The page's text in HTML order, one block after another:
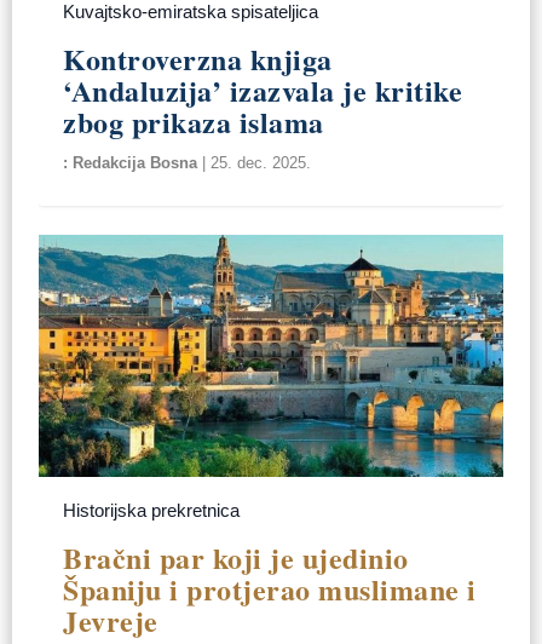
Kuvajtsko-emiratska spisateljica
Kontroverzna knjiga
‘Andaluzija’ izazvala je kritike
zbog prikaza islama
Redakcija Bosna|25. dec. 2025.
Historijska prekretnica
Bračni par koji je ujedinio
Španiju i protjerao muslimane i
Jevreje